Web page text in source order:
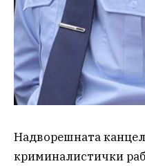
Надворешната
криминалистички